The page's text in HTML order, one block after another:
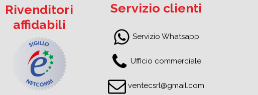
Rivenditori
affidabili
Servizio clienti
Servizio Whatsapp
Ufficio commerciale
ventecsrl@gmail.com